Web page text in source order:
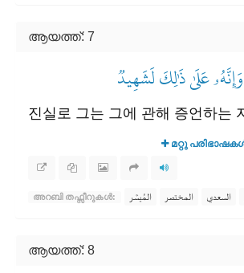
ആയത്ത്: 7
وَإِنَّهُۥ عَلَىٰ ذَٰلِكَ لَشَهِيدٞ
진실로 그는 그에 관해 증언하는
മറ്റു
അറബി തഫ്സീറുകൾ: المُيسَّر المختصر السعدي
ആയത്ത്: 8